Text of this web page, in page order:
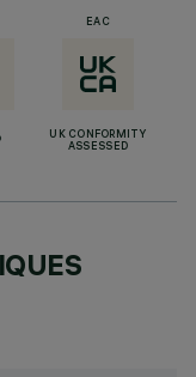
EAC
UK CONFORMITY
ASSESSED